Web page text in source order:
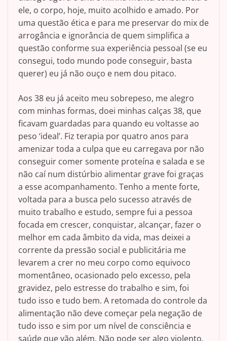
ele, o corpo, hoje, muito acolhido e amado. Por
uma questão ética e para me preservar do mix de
arrogância e ignorância de quem simplifica a
questão conforme sua experiência pessoal (se eu
consegui, todo mundo pode conseguir, basta
querer) eu já não ouço e nem dou pitaco.
Aos 38 eu já aceito meu sobrepeso, me alegro
com minhas formas, doei minhas calças 38, que
ficavam guardadas para quando eu voltasse ao
peso ‘ideal’. Fiz terapia por quatro anos para
amenizar toda a culpa que eu carregava por não
conseguir comer somente proteína e salada e se
não caí num distúrbio alimentar grave foi graças
a esse acompanhamento. Tenho a mente forte,
voltada para a busca pelo sucesso através de
muito trabalho e estudo, sempre fui a pessoa
focada em crescer, conquistar, alcançar, fazer o
melhor em cada âmbito da vida, mas deixei a
corrente da pressão social e publicitária me
levarem a crer no meu corpo como equivoco
momentâneo, ocasionado pelo excesso, pela
gravidez, pelo estresse do trabalho e sim, foi
tudo isso e tudo bem. A retomada do controle da
alimentação não deve começar pela negação de
tudo isso e sim por um nível de consciência e
saúde que vão além. Não pode ser algo violento,